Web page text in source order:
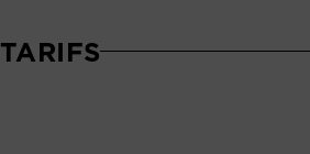
TARIFS